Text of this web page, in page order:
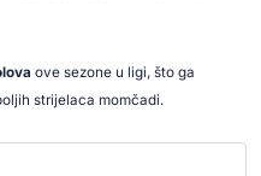
ove sezone u ligi, što ga
strijelaca momčadi.